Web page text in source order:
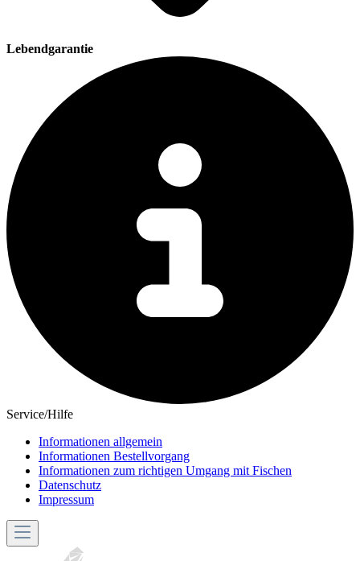
Lebendgarantie
Service/Hilfe
Informationen allgemein
Informationen Bestellvorgang
Informationen zum richtigen Umgang mit Fischen
Datenschutz
Impressum